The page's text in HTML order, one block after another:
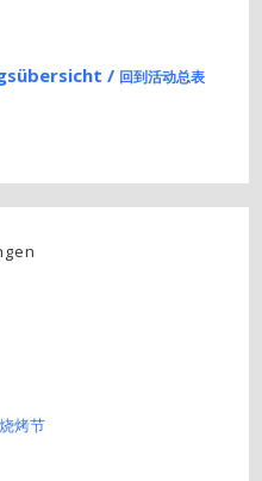
/ 回到活动总表
烤节